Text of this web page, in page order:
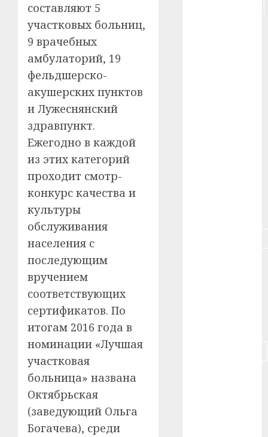
составляют 5
участковых больниц,
9 врачебных
амбулаторий, 19
фельдшерско-
акушерских пунктов
и Лужеснянский
здравпункт.
Ежегодно в каждой
из этих категорий
проходит смотр-
конкурс качества и
культуры
обслуживания
населения с
последующим
вручением
соответствующих
сертификатов. По
итогам 2016 года в
номинации «Лучшая
участковая
больница» названа
Октябрьская
(заведующий Ольга
Богачева), среди